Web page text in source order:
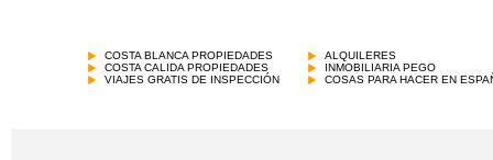
COSTA BLANCA PROPIEDADES
COSTA CALIDA PROPIEDADES
VIAJES GRATIS DE INSPECCIÓN
ALQUILERES
INMOBILIARIA PEGO
COSAS PARA HACER EN